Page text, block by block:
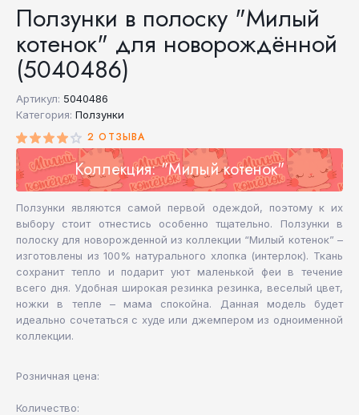
Ползунки в полоску "Милый
котенок" для новорождённой
(5040486)
Артикул: 5040486
Категория: Ползунки
2 ОТЗЫВА
Коллекция: "Милый котенок"
Ползунки являются самой первой одеждой, поэтому к их
выбору стоит отнестись особенно тщательно. Ползунки в
полоску для новорожденной из коллекции “Милый котенок” –
изготовлены из 100% натурального хлопка (интерлок). Ткань
сохранит тепло и подарит уют маленькой феи в течение
всего дня. Удобная широкая резинка резинка, веселый цвет,
ножки в тепле – мама спокойна. Данная модель будет
идеально сочетаться с худе или джемпером из одноименной
коллекции.
Розничная цена:
Количество: